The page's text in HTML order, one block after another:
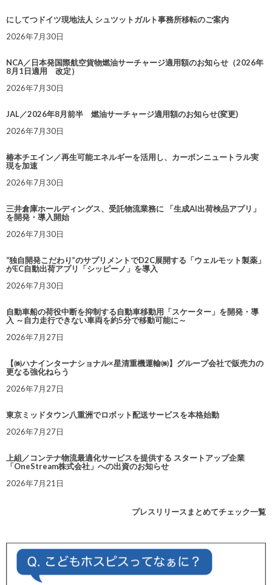
にしてつドイツ現地法人 シュツットガルト事務所移転のご案内
2026年7月30日
NCA／日本発国際航空貨物燃油サーチャージ適用額のお知らせ（2026年
8月1日適用 改定）
2026年7月30日
JAL／2026年8月前半 燃油サーチャージ適用額のお知らせ(変更)
2026年7月30日
椿本チエイン／再生可能エネルギーを活用し、カーボンニュートラル実
現を加速
2026年7月30日
三井倉庫ホールディングス、受託物流業務に 「生成AI出荷検品アプリ」
を開発・導入開始
2026年7月30日
“独自開発こだわり”のサプリメントでD2C展開する「ウェルモット製薬」
がEC自動出荷アプリ「シッピーノ」を導入
2026年7月30日
自動車船の荷役中断を抑制する自動車移動用「スケーター」を開発・導
入 ～自力走行できない車両を約5分で移動可能に～
2026年7月27日
【㈱ハナインターナショナル×星清重機運輸㈱】グループ会社で販売力の
更なる強化ねらう
2026年7月27日
東京ミッドタウン八重洲でロボット配送サービスを本格始動
2026年7月27日
上組／コンテナ物流最適化サービスを提供する スタートアップ企業
「OneStream株式会社」への出資のお知らせ
2026年7月21日
プレスリリースまとめてチェック一覧